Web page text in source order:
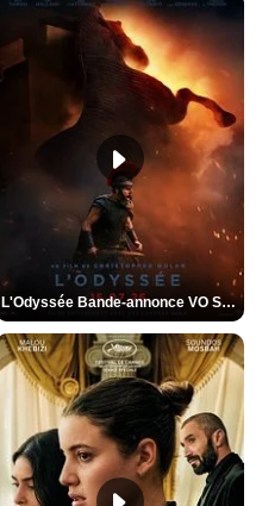
L'Odyssée Bande-annonce VO STFR